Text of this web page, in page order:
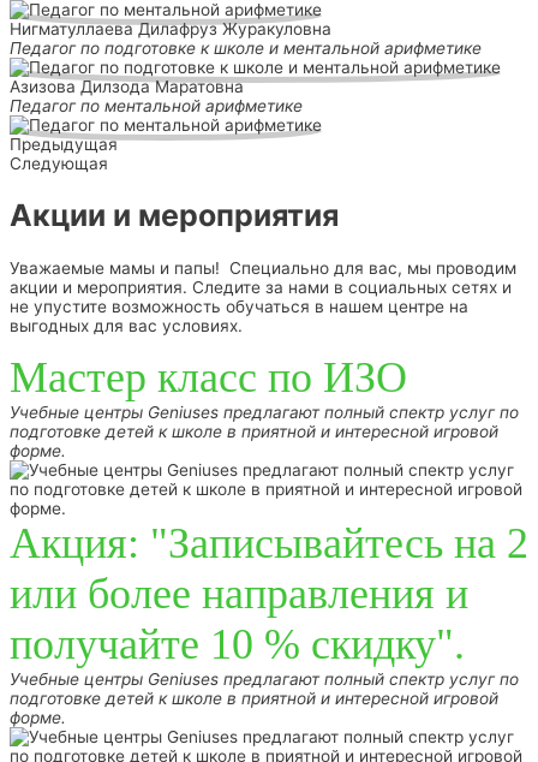
Нигматуллаева Дилафруз Журакуловна
Педагог по подготовке к школе и ментальной арифметике
Азизова Дилзода Маратовна
Педагог по ментальной арифметике
Предыдущая
Следующая
Акции и мероприятия
Уважаемые мамы и папы! Специально для вас, мы проводим
акции и мероприятия. Следите за нами в социальных сетях и
не упустите возможность обучаться в нашем центре на
выгодных для вас условиях.
Мастер класс по ИЗО
Учебные центры Geniuses предлагают полный спектр услуг по
подготовке детей к школе в приятной и интересной игровой
форме.
Акция: "Записывайтесь на 2
или более направления и
получайте 10 % скидку".
Учебные центры Geniuses предлагают полный спектр услуг по
подготовке детей к школе в приятной и интересной игровой
форме.